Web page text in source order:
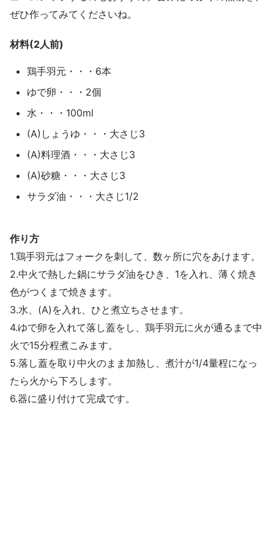
ぜひ作ってみてくださいね。
材料(2人前)
鶏手羽元・・・6本
ゆで卵・・・2個
水・・・100ml
(A)しょうゆ・・・大さじ3
(A)料理酒・・・大さじ3
(A)砂糖・・・大さじ3
サラダ油・・・大さじ1/2
作り方
1.鶏手羽元はフォークを刺して、数ヶ所に穴をあけます。
2.中火で熱した鍋にサラダ油をひき、1を入れ、薄く焼き
色がつくまで焼きます。
3.水、(A)を入れ、ひと煮立ちさせます。
4.ゆで卵を入れて落し蓋をし、鶏手羽元に火が通るまで中
火で15分程煮こみます。
5.落し蓋を取り中火のまま加熱し、煮汁が1/4量程になっ
たら火から下ろします。
6.器に盛り付けて完成です。